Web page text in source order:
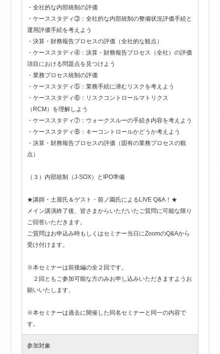
・全社的な内部統制の評価
・ケーススタディ③：全社的な内部統制の整備状況評価手続と
運用評価手続を考えよう
・決算・財務報告プロセスの評価（全社的な観点）
・ケーススタディ④：決算・財務報告プロセス（全社）の評価
項目における問題点を見つけよう
・業務プロセス統制の評価
・ケーススタディ⑤：業務手続に潜むリスクを考えよう
・ケーススタディ⑥：リスクコントロールマトリクス
（RCM）を理解しよう
・ケーススタディ⑦：ウォークスルーの手続き内容を考えよう
・ケーススタディ⑧：キーコントロールかどうか考えよう
・決算・財務報告プロセスの評価（固有の業務プロセスの観
点）
（３）内部統制（J‐SOX）とIPO準備
★講師・土屋氏＆ゲスト・前ノ園氏によるLIVE Q&A！★
メイン講演終了後、皆さまからいただいたご質問に可能な限り
ご回答いただきます。
ご質問はお申込み時もしくはセミナー当日にZoomのQ&Aから
受け付けます。
※本セミナーは前後編の全２回です。
２回ともご参加可能な方のみお申し込みいただきますようお
願いいたします。
※本セミナーは過去に開催した同名セミナーと同一の内容で
す。
参加対象